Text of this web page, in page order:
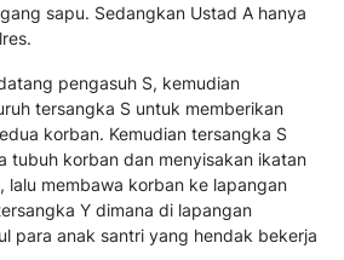
sapu. Sedangkan Ustad A hanya
pengasuh S, kemudian
tersangka S untuk memberikan
korban. Kemudian tersangka S
tubuh korban dan menyisakan ikatan
lalu membawa korban ke lapangan
Y dimana di lapangan
para anak santri yang hendak bekerja